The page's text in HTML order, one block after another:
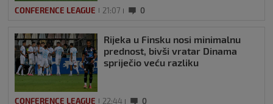
CONFERENCE LEAGUE 21:07 0
Rijeka u Finsku nosi minimalnu
prednost, bivši vratar Dinama
spriječio veću razliku
CONFERENCE LEAGUE 22:44 0